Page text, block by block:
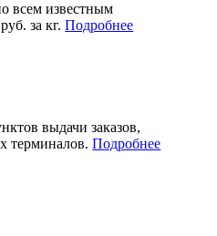
всем известным
за кг.Подробнее
выдачи заказов,
терминалов.Подробнее